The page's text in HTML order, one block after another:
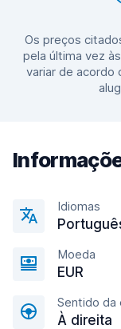
Os preços
pela última vez
variar de acordo
Idiomas
Moeda
EUR
Sentido da
À direita